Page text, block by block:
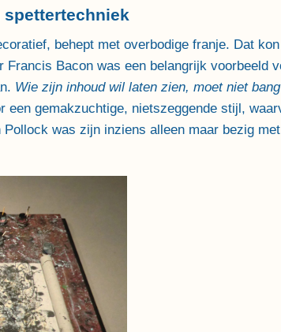
behept met overbodige franje. Dat
Bacon was een belangrijk voorbeeld
Wie zijn inhoud wil laten zien, moet niet
gemakzuchtige, nietszeggende stijl,
was zijn inziens alleen maar bezig met